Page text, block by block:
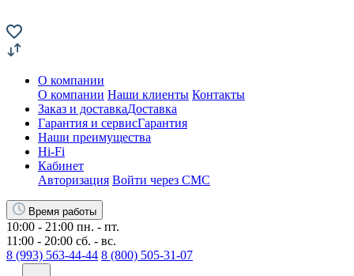
О компании
О компании Наши клиенты Контакты
Заказ и доставкаДоставка
Гарантия и сервисГарантия
Наши преимущества
Hi-Fi
Кабинет
Авторизация Войти через СМС
Время работы
10:00 - 21:00 пн. - пт.
11:00 - 20:00 сб. - вс.
8 (993) 563-44-44 8 (800) 505-31-07